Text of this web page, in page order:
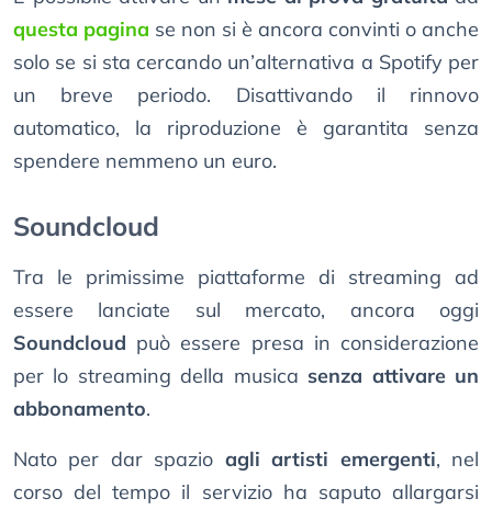
questa pagina se non si è ancora convinti o anche
solo se si sta cercando un’alternativa a Spotify per
un breve periodo. Disattivando il rinnovo
automatico, la riproduzione è garantita senza
spendere nemmeno un euro.
Soundcloud
Tra le primissime piattaforme di streaming ad
essere lanciate sul mercato, ancora oggi
Soundcloud può essere presa in considerazione
per lo streaming della musica senza attivare un
abbonamento.
Nato per dar spazio agli artisti emergenti, nel
corso del tempo il servizio ha saputo allargarsi